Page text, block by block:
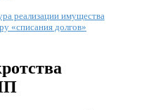
реализации имущества
«списания долгов»